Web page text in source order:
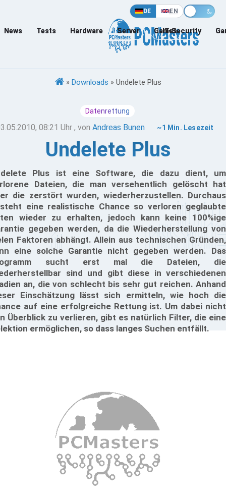
DE EN
News Tests Hardware Server Games
IT-Security
» Downloads » Undelete Plus
Datenrettung
08:21 Uhr , vonAndreas Bunen ~1 Min. Lesezeit
Undelete Plus
Plus ist eine Software, die dazu dient, um
Dateien, die man versehentlich gelöscht hat
die zerstört wurden, wiederherzustellen. Durchaus
eine realistische Chance so verloren geglaubte
wieder zu erhalten, jedoch kann keine 100%ige
gegeben werden, da die Wiederherstellung von
Faktoren abhängt. Allein aus technischen Gründen,
eine solche Garantie nicht gegeben werden. Das
sucht erst mal die Dateien, die
sind und gibt diese in verschiedenen
an, die von schlecht bis sehr gut reichen. Anhand
Einschätzung lässt sich ermitteln, wie hoch die
auf eine erfolgreiche Rettung ist. Um dabei nicht
Überblick zu verlieren, gibt es natürlich Filter, die eine
ermöglichen, so dass langes Suchen entfällt.